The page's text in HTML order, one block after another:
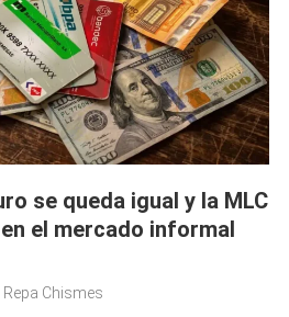
se queda igual y la MLC
el mercado informal
Repa Chismes